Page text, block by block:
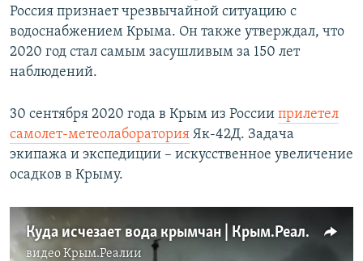
Россия признает чрезвычайной ситуацию с
водоснабжением Крыма. Он также утверждал, что
2020 год стал самым засушливым за 150 лет
наблюдений.
30 сентября 2020 года в Крым из России прилетел
самолет-метеолаборатория Як-42Д. Задача
экипажа и экспедиции – искусственное увеличение
осадков в Крыму.
Куда исчезает вода крымчан | Крым.Реалии ТВ (видео)
видеоКрым.Реалии